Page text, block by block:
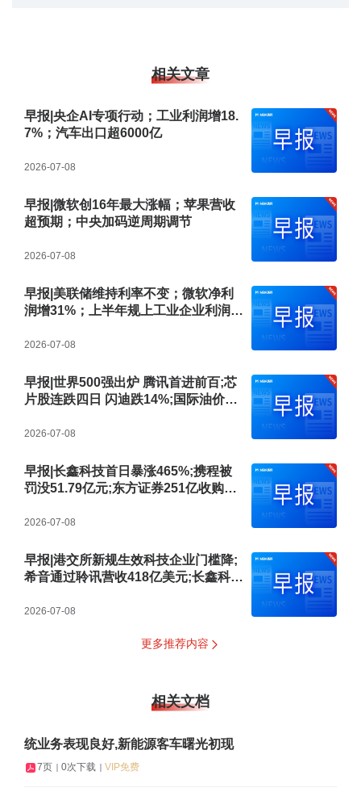
相关文章
早报|央企AI专项行动；工业利润增18.
7%；汽车出口超6000亿
2026-07-08
早报|微软创16年最大涨幅；苹果营收
超预期；中央加码逆周期调节
2026-07-08
早报|美联储维持利率不变；微软净利
润增31%；上半年规上工业企业利润增
2026-07-08
早报|世界500强出炉 腾讯首进前百;芯
片股连跌四日 闪迪跌14%;国际油价暴
2026-07-08
早报|长鑫科技首日暴涨465%;携程被
罚没51.79亿元;东方证券251亿收购上
2026-07-08
早报|港交所新规生效科技企业门槛降;
希音通过聆讯营收418亿美元;长鑫科技
2026-07-08
更多推荐内容
相关文档
统业务表现良好,新能源客车曙光初现
7页 0次下载 VIP免费